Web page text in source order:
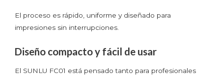
El proceso es rápido, uniforme y diseñado para
impresiones sin interrupciones.
Diseño compacto y fácil de usar
El SUNLU FC01 está pensado tanto para profesionales